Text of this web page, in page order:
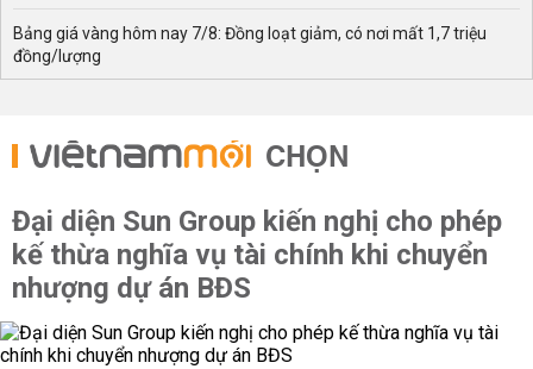
Bảng giá vàng hôm nay 7/8: Đồng loạt giảm, có nơi mất 1,7 triệu
đồng/lượng
CHỌN
Đại diện Sun Group kiến nghị cho phép
kế thừa nghĩa vụ tài chính khi chuyển
nhượng dự án BĐS